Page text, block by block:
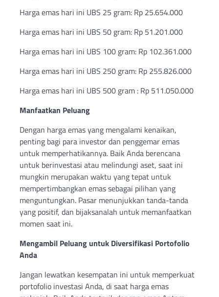
Harga emas hari ini UBS 25 gram: Rp 25.654.000
Harga emas hari ini UBS 50 gram: Rp 51.201.000
Harga emas hari ini UBS 100 gram: Rp 102.361.000
Harga emas hari ini UBS 250 gram: Rp 255.826.000
Harga emas hari ini UBS 500 gram : Rp 511.050.000
Manfaatkan Peluang
Dengan harga emas yang mengalami kenaikan,
penting bagi para investor dan penggemar emas
untuk memperhatikannya. Baik Anda berencana
untuk berinvestasi atau melindungi aset, saat ini
mungkin merupakan waktu yang tepat untuk
mempertimbangkan emas sebagai pilihan yang
menguntungkan. Pasar menunjukkan tanda-tanda
yang positif, dan bijaksanalah untuk memanfaatkan
momen saat ini.
Mengambil Peluang untuk Diversifikasi Portofolio
Anda
Jangan lewatkan kesempatan ini untuk memperkuat
portofolio investasi Anda, di saat harga emas